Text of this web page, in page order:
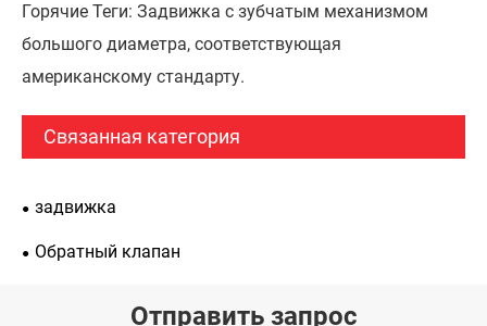
Горячие Теги: Задвижка с зубчатым механизмом
большого диаметра, соответствующая
американскому стандарту.
Связанная категория
задвижка
Обратный клапан
Отправить запрос